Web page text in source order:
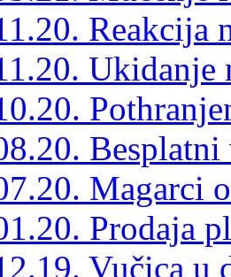
Reakcija
Ukidanje
Magarci
Prodaja
Vučica u